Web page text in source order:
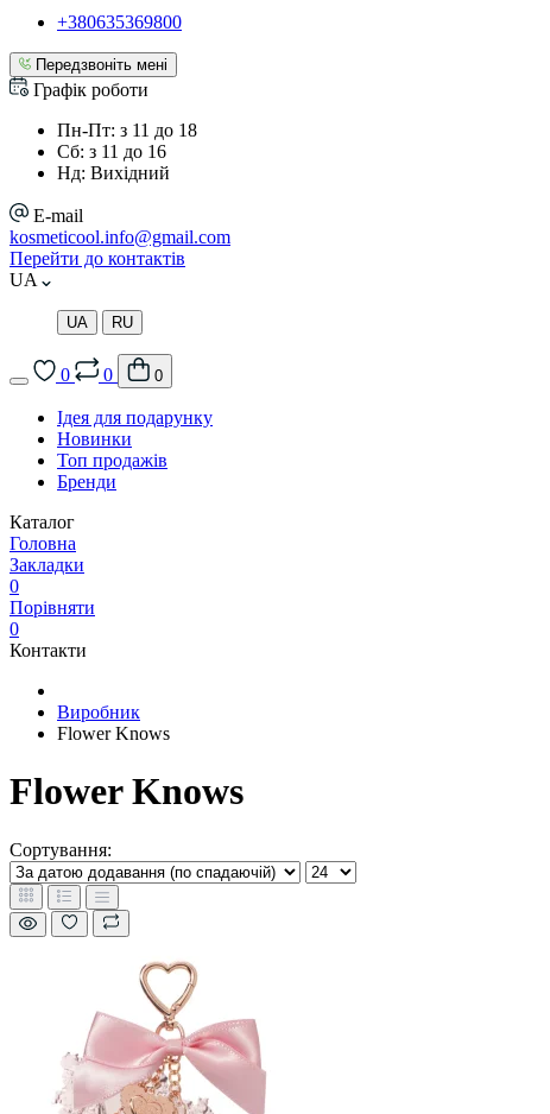
+380635369800
Передзвоніть мені
Графік роботи
Пн-Пт: з 11 до 18
Сб: з 11 до 16
Нд: Вихідний
E-mail
kosmeticool.info@gmail.com
Перейти до контактів
UA
UA RU
0 0 0
Ідея для подарунку
Новинки
Топ продажів
Бренди
Каталог
Головна
Закладки
0
Порівняти
0
Контакти
Виробник
Flower Knows
Flower Knows
Сортування: